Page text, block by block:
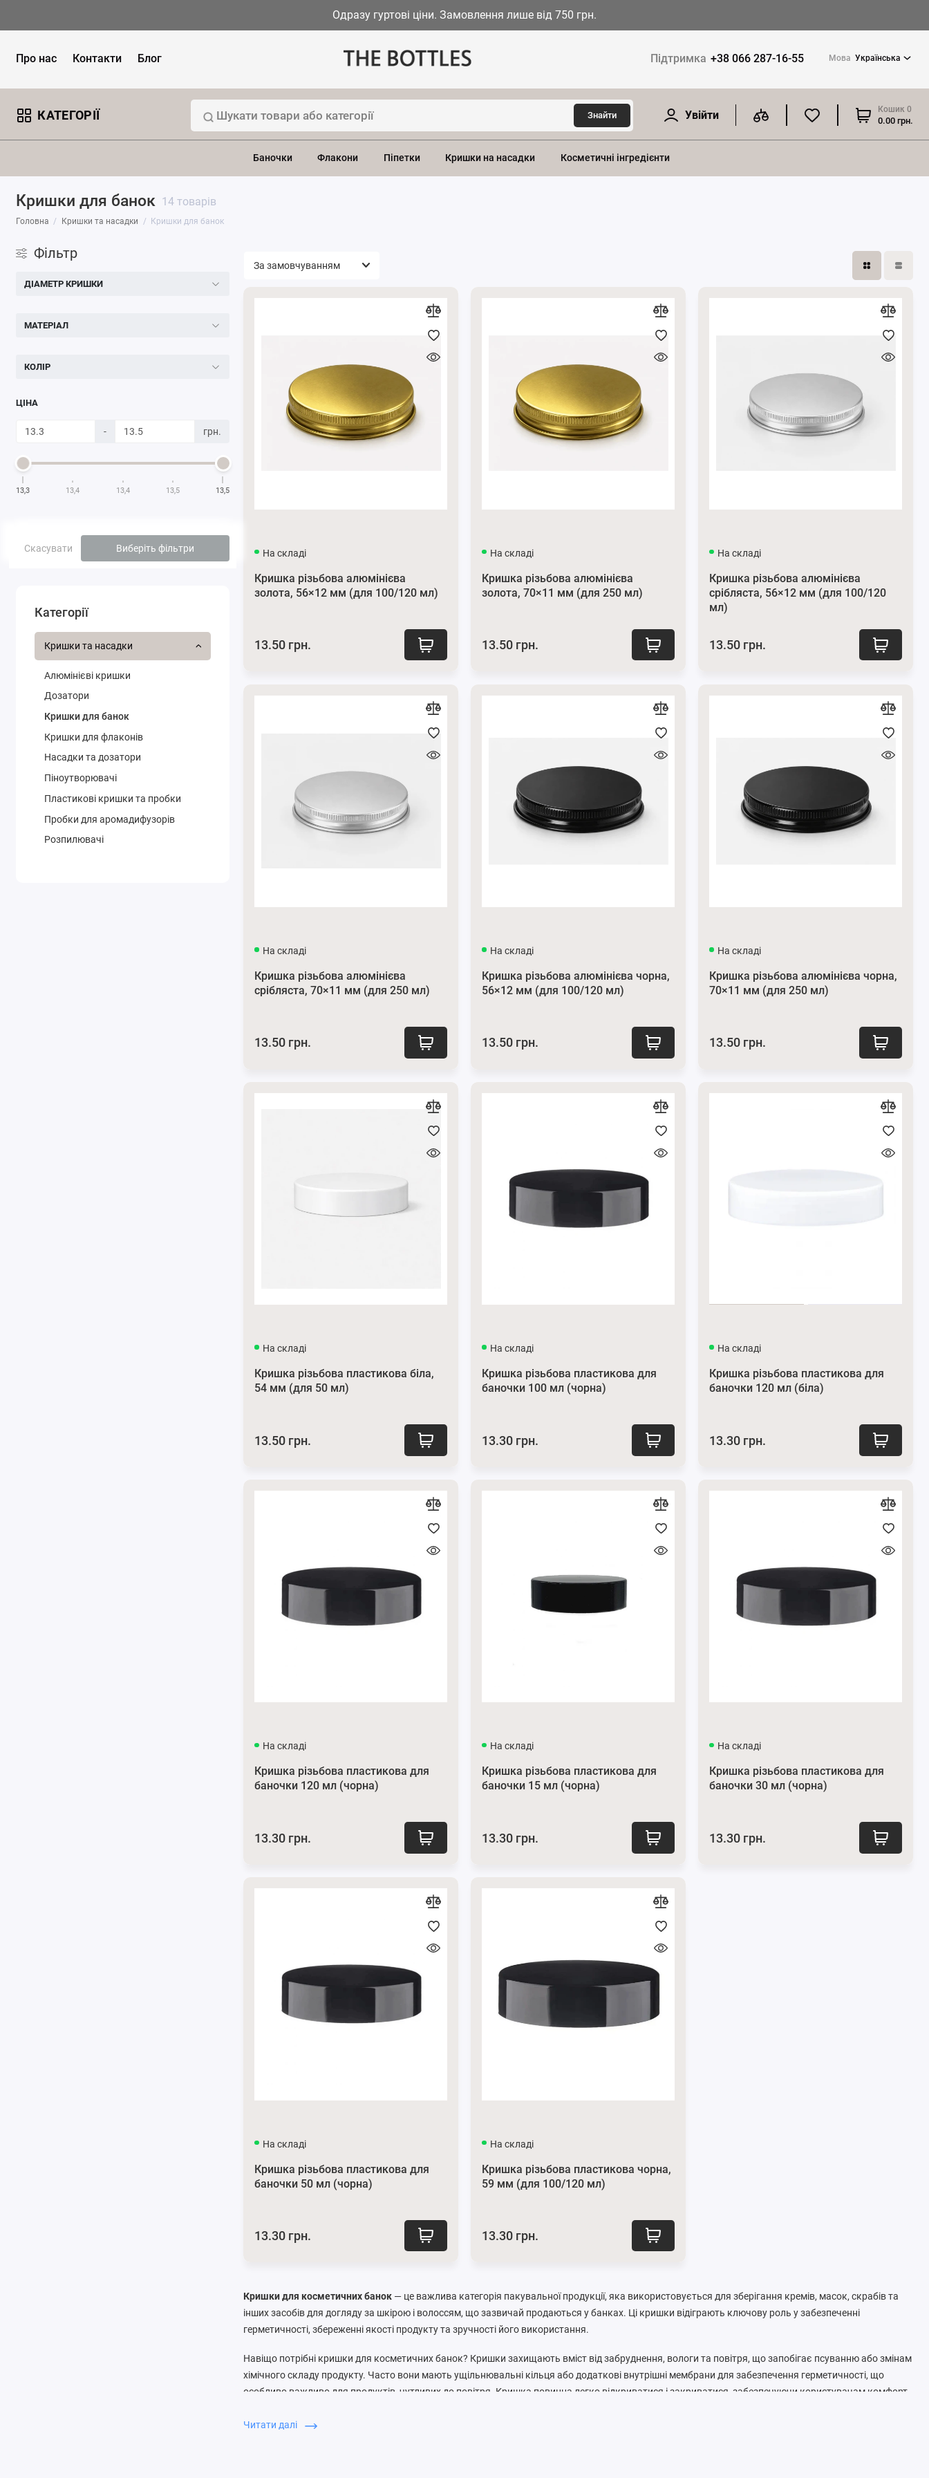
Одразу гуртові ціни. Замовлення лише від 750 грн.
Про нас Контакти Блог Підтримка +38 066 287-16-55 Мова Українська
КАТЕГОРІЇ Знайти Увійти Кошик 0
0.00 грн.
Баночки Флакони Піпетки Кришки на насадки Косметичні інгредієнти
Кришки для банок 14 товарів
Головна Кришки та насадки Кришки для банок
Фільтр
ДІАМЕТР КРИШКИ
МАТЕРІАЛ
КОЛІР
ЦІНА
- грн.
13,3 13,4 13,4 13,5 13,5
Скасувати Виберіть фільтри
Категорії
Кришки та насадки
Алюмінієві кришки
Дозатори
Кришки для банок
Кришки для флаконів
Насадки та дозатори
Піноутворювачі
Пластикові кришки та пробки
Пробки для аромадифузорів
Розпилювачі
На складі
Кришка різьбова алюмінієва
золота, 56×12 мм (для 100/120 мл)
13.50 грн.
На складі
Кришка різьбова алюмінієва
золота, 70×11 мм (для 250 мл)
13.50 грн.
На складі
Кришка різьбова алюмінієва
срібляста, 56×12 мм (для 100/120
мл)
13.50 грн.
На складі
Кришка різьбова алюмінієва
срібляста, 70×11 мм (для 250 мл)
13.50 грн.
На складі
Кришка різьбова алюмінієва чорна,
56×12 мм (для 100/120 мл)
13.50 грн.
На складі
Кришка різьбова алюмінієва чорна,
70×11 мм (для 250 мл)
13.50 грн.
На складі
Кришка різьбова пластикова біла,
54 мм (для 50 мл)
13.50 грн.
На складі
Кришка різьбова пластикова для
баночки 100 мл (чорна)
13.30 грн.
На складі
Кришка різьбова пластикова для
баночки 120 мл (біла)
13.30 грн.
На складі
Кришка різьбова пластикова для
баночки 120 мл (чорна)
13.30 грн.
На складі
Кришка різьбова пластикова для
баночки 15 мл (чорна)
13.30 грн.
На складі
Кришка різьбова пластикова для
баночки 30 мл (чорна)
13.30 грн.
На складі
Кришка різьбова пластикова для
баночки 50 мл (чорна)
13.30 грн.
На складі
Кришка різьбова пластикова чорна,
59 мм (для 100/120 мл)
13.30 грн.
Кришки для косметичних банок — це важлива категорія пакувальної продукції, яка використовується для зберігання кремів, масок, скрабів та
інших засобів для догляду за шкірою і волоссям, що зазвичай продаються у банках. Ці кришки відіграють ключову роль у забезпеченні
герметичності, збереженні якості продукту та зручності його використання.
Навіщо потрібні кришки для косметичних банок? Кришки захищають вміст від забруднення, вологи та повітря, що запобігає псуванню або змінам
хімічного складу продукту. Часто вони мають ущільнювальні кільця або додаткові внутрішні мембрани для забезпечення герметичності, що
особливо важливо для продуктів, чутливих до повітря. Кришка повинна легко відкриватися і закриватися, забезпечуючи користувачам комфорт
Читати далі